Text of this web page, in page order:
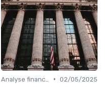
• 02/05/2025